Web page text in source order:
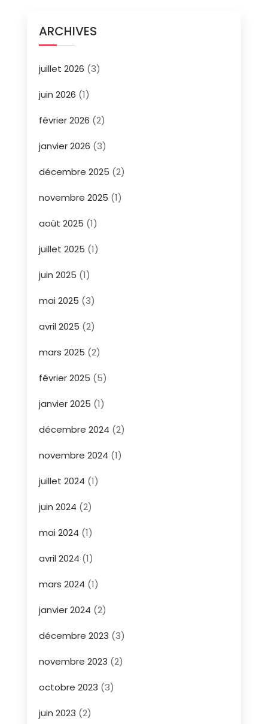
ARCHIVES
juillet 2026 (3)
juin 2026 (1)
février 2026 (2)
janvier 2026 (3)
décembre 2025 (2)
novembre 2025 (1)
août 2025 (1)
juillet 2025 (1)
juin 2025 (1)
mai 2025 (3)
avril 2025 (2)
mars 2025 (2)
février 2025 (5)
janvier 2025 (1)
décembre 2024 (2)
novembre 2024 (1)
juillet 2024 (1)
juin 2024 (2)
mai 2024 (1)
avril 2024 (1)
mars 2024 (1)
janvier 2024 (2)
décembre 2023 (3)
novembre 2023 (2)
octobre 2023 (3)
juin 2023 (2)